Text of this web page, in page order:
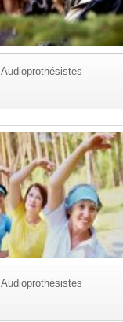
Audioprothésistes
Audioprothésistes